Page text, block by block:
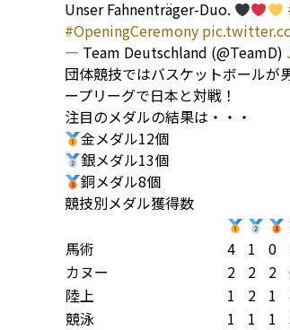
Unser Fahnenträger-Duo.
#OpeningCeremony
— Team Deutschland (@TeamD)
団体競技ではバスケットボールが
ープリーグで日本と対戦！
注目のメダルの結果は・・・
金メダル12個
銀メダル13個
銅メダル8個
競技別メダル獲得数
馬術
4 1 0
カヌー
2 2 2
陸上
1 2 1
競泳
1 1 1